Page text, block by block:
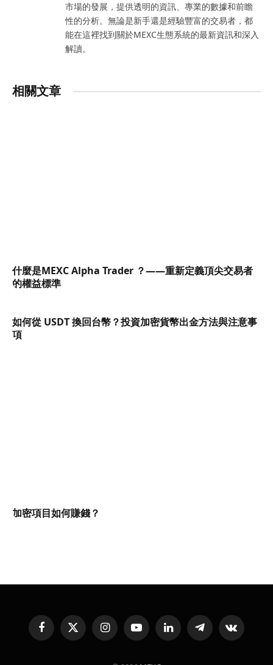
市場的發展，提供透明的資訊、專業的數據和前瞻
性的分析。無論是新手還是經驗豐富的交易者，都
能在這裡找到關於MEXC生態系統的最新資訊和深入
解讀。
相關文章
什麼是MEXC Alpha Trader ？——重新定義頂尖交易者
的權益標準
如何從 USDT 換回台幣？投資加密貨幣出金方法與注意事
項
加密項目如何賺錢？
FacebookX
(Twitter)
InstagramYouTubeLinkedInTelegramVKontakte